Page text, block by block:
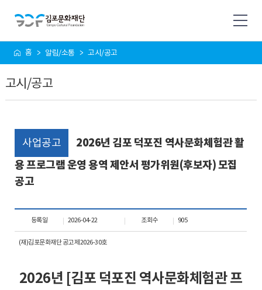
사
이
맵
홈 알림/소통 고시/공고
고시/공고
사업공고
2026년 김포 덕포진 역사문화체험관 활
용 프로그램 운영 용역 제안서 평가위원(후보자) 모집
공고
등록일 2026-04-22 조회수 905
(재)김포문화재단 공고 제2026-30호
2026년 [김포 덕포진 역사문화체험관 프